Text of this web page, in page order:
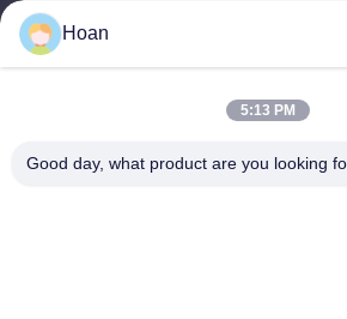
Notre adresse
F7, bâtiment 2, parc industriel Xinkai, rue
Hoan
5:13 PM
Good day, what product are you looking